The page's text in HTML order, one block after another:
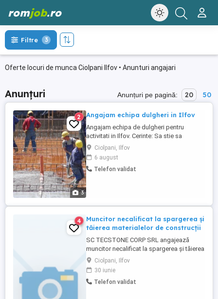
romjob.ro
Oferte locuri de munca Ciolpani Ilfov • Anunturi angajari
Filtre 3
Anunțuri Anunțuri pe pagină: 20 50
3
2 Angajam echipa dulgheri in Ilfov
Angajam echipa de dulgheri pentru
activitati in Ilfov. Cerinte: Sa stie sa
citeasca planurile proiectului, sa fie
familiarizat cu cofrajele de tip DOKA, PERI
sau Tego Sa fie punctual, serios, capabil
sa lucreze in echipa. Consumul de alcool
Ciolpani, Ilfov
6 august
Telefon validat
4
Muncitor necalificat la spargerea și
tăierea materialelor de construcții
SC TECSTONE CORP SRL angajează
muncitor necalificat la spargerea și tăierea
materialelor de construcții. Experiența
reprezintă un avantaj, însă nu este
obligatorie. Oferim instruire completă la
locul de muncă. Ne potrivim daca ești o
Ciolpani, Ilfov
30 iunie
Telefon validat